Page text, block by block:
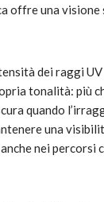
offre una visione
dei raggi
tonalità: più
quando
una
nei percorsi